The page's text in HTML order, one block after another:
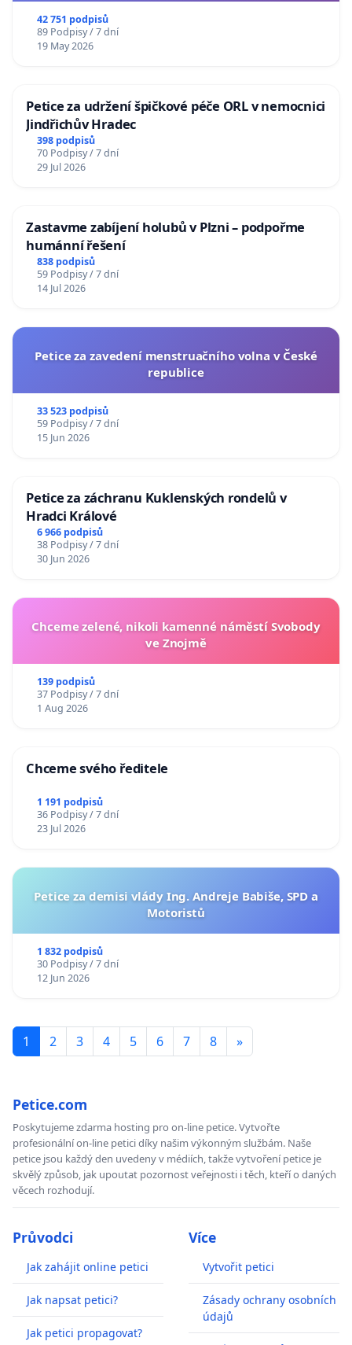
42 751 podpisů
89 Podpisy / 7 dní
19 May 2026
Petice za udržení špičkové péče ORL v nemocnici
Jindřichův Hradec
398 podpisů
70 Podpisy / 7 dní
29 Jul 2026
Zastavme zabíjení holubů v Plzni – podpořme
humánní řešení
838 podpisů
59 Podpisy / 7 dní
14 Jul 2026
Petice za zavedení menstruačního volna v České
republice
33 523 podpisů
59 Podpisy / 7 dní
15 Jun 2026
Petice za záchranu Kuklenských rondelů v
Hradci Králové
6 966 podpisů
38 Podpisy / 7 dní
30 Jun 2026
Chceme zelené, nikoli kamenné náměstí Svobody
ve Znojmě
139 podpisů
37 Podpisy / 7 dní
1 Aug 2026
Chceme svého ředitele
1 191 podpisů
36 Podpisy / 7 dní
23 Jul 2026
Petice za demisi vlády Ing. Andreje Babiše, SPD a
Motoristů
1 832 podpisů
30 Podpisy / 7 dní
12 Jun 2026
1 2 3 4 5 6 7 8 »
Petice.com
Poskytujeme zdarma hosting pro on-line petice. Vytvořte
profesionální on-line petici díky našim výkonným službám. Naše
petice jsou každý den uvedeny v médiích, takže vytvoření petice je
skvělý způsob, jak upoutat pozornost veřejnosti i těch, kteří o daných
věcech rozhodují.
Průvodci
Jak zahájit online petici
Jak napsat petici?
Jak petici propagovat?
Více
Vytvořit petici
Zásady ochrany osobních
údajů